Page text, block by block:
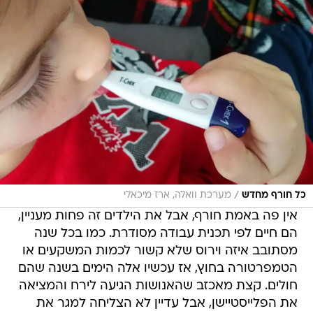
כל חורף מחדש / מערכת וואלה, ארז מיכאלי
אין פה באמת חורף, אבל את הילדים זה פחות מעניין,
הם חיים לפי תכנית עבודה מסודרת. כמו בכל שנה
מסתובב איזה וירוס שלא קשור לכמות המשקעים או
הטמפרטורה בחוץ, אז עכשיו אלה הימים בשנה שהם
חולים. קצת מאכזב שהאנושות הגיעה לירח והמציאה
את הפלייסטיישן, אבל עדיין לא הצליחה למגר את